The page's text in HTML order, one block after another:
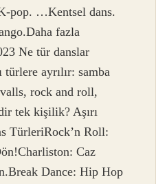
pop. …Kentsel dans.
fazla
Ne tür danslar
ayrılır: samba
rock and roll,
tek kişilik? Aşırı
TürleriRock’n Roll:
Caz
Dance: Hip Hop